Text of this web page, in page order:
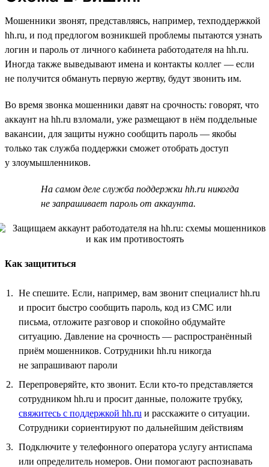
Мошенники звонят, представляясь, например, техподдержкой
hh.ru, и под предлогом возникшей проблемы пытаются узнать
логин и пароль от личного кабинета работодателя на hh.ru.
Иногда также выведывают имена и контакты коллег — если
не получится обмануть первую жертву, будут звонить им.
Во время звонка мошенники давят на срочность: говорят, что
аккаунт на hh.ru взломали, уже размещают в нём поддельные
вакансии, для защиты нужно сообщить пароль — якобы
только так служба поддержки сможет отобрать доступ
у злоумышленников.
На самом деле служба поддержки hh.ru никогда
не запрашивает пароль от аккаунта.
Как защититься
Не спешите. Если, например, вам звонит специалист hh.ru
и просит быстро сообщить пароль, код из СМС или
письма, отложите разговор и спокойно обдумайте
ситуацию. Давление на срочность — распространённый
приём мошенников. Сотрудники hh.ru никогда
не запрашивают пароли
Перепроверяйте, кто звонит. Если кто-то представляется
сотрудником hh.ru и просит данные, положите трубку,
свяжитесь с поддержкой hh.ru и расскажите о ситуации.
Сотрудники сориентируют по дальнейшим действиям
Подключите у телефонного оператора услугу антиспама
или определитель номеров. Они помогают распознавать